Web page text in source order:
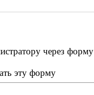
через форму
эту форму